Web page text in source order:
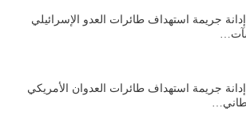
إدانة جريمة استهداف طائرات العدو الإسرائيلي
إدانة جريمة استهداف طائرات العدوان الأمريكي